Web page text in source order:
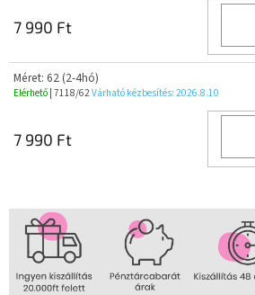
7 990 Ft
Méret: 62 (2-4hó)
Elérhető | 7118/62Várható kézbesítés: 2026.8.10
7 990 Ft